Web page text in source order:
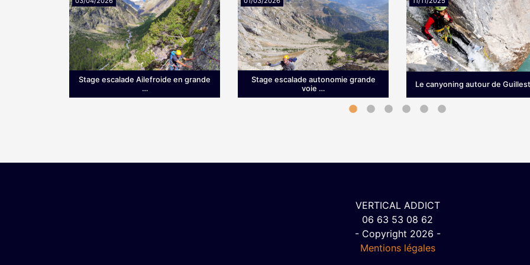
Stage escalade Ailefroide en grande
…
Stage escalade autonomie grande
voie …
Ce stage d’escalade en grande
Le canyoning autour de
Vous êtes en vacances dans le
VERTICAL ADDICT
06 63 53 08 62
- Copyright 2026 -
Mentions légales